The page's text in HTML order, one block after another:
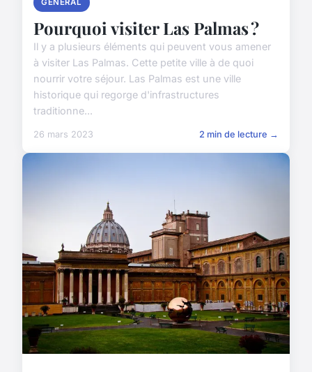
Pourquoi visiter Las Palmas ?
Il y a plusieurs éléments qui peuvent vous amener
à visiter Las Palmas. Cette petite ville à de quoi
nourrir votre séjour. Las Palmas est une ville
historique qui regorge d'infrastructures
traditionne...
26 mars 2023 2 min de lecture →